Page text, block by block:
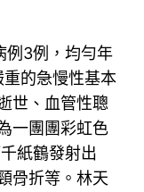
3例，均勻年
的急慢性基本
世、血管性聰
一團團彩虹色
紙鶴發射出
骨折等。林天